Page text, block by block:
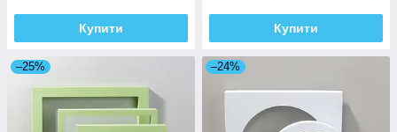
Купити Купити
–25% –24%